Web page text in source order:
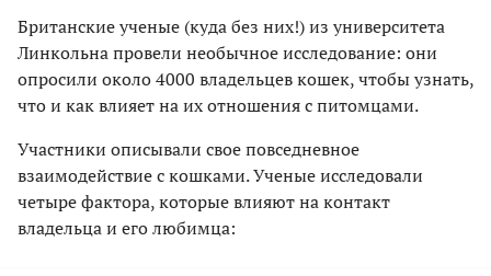
Британские ученые (куда без них!) из университета
Линкольна провели необычное исследование: они
опросили около 4000 владельцев кошек, чтобы узнать,
что и как влияет на их отношения с питомцами.
Участники описывали свое повседневное
взаимодействие с кошками. Ученые исследовали
четыре фактора, которые влияют на контакт
владельца и его любимца: